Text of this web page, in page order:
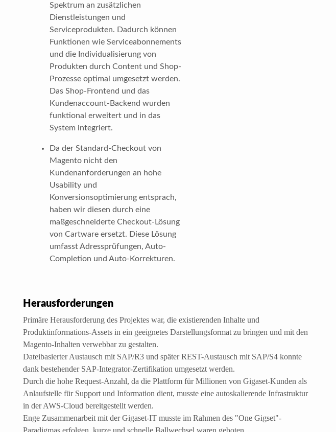
Spektrum an zusätzlichen
Dienstleistungen und
Serviceprodukten. Dadurch können
Funktionen wie Serviceabonnements
und die Individualisierung von
Produkten durch Content und Shop-
Prozesse optimal umgesetzt werden.
Das Shop-Frontend und das
Kundenaccount-Backend wurden
funktional erweitert und in das
System integriert.
Da der Standard-Checkout von
Magento nicht den
Kundenanforderungen an hohe
Usability und
Konversionsoptimierung entsprach,
haben wir diesen durch eine
maßgeschneiderte Checkout-Lösung
von Cartware ersetzt. Diese Lösung
umfasst Adressprüfungen, Auto-
Completion und Auto-Korrekturen.
Herausforderungen
Primäre Herausforderung des Projektes war, die existierenden Inhalte und
Produktinformations-Assets in ein geeignetes Darstellungsformat zu bringen und mit den
Magento-Inhalten verwebbar zu gestalten.
Dateibasierter Austausch mit SAP/R3 und später REST-Austausch mit SAP/S4 konnte
dank bestehender SAP-Integrator-Zertifikation umgesetzt werden.
Durch die hohe Request-Anzahl, da die Plattform für Millionen von Gigaset-Kunden als
Anlaufstelle für Support und Information dient, musste eine autoskalierende Infrastruktur
in der AWS-Cloud bereitgestellt werden.
Enge Zusammenarbeit mit der Gigaset-IT musste im Rahmen des "One Gigset"-
Paradigmas erfolgen, kurze und schnelle Ballwechsel waren geboten.